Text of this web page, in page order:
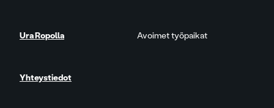
Ura Ropolla Avoimet työpaikat
Yhteystiedot